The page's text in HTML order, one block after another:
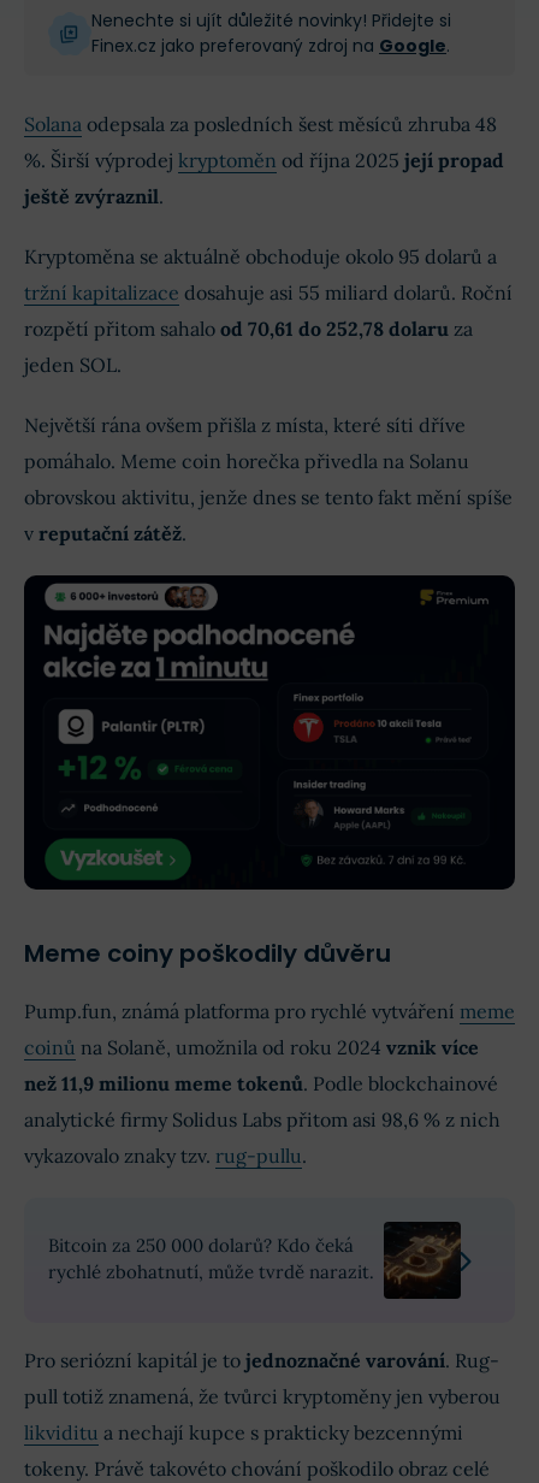
Nenechte si ujít důležité novinky! Přidejte si
Finex.cz jako preferovaný zdroj na Google.
Solana odepsala za posledních šest měsíců zhruba 48
%. Širší výprodej kryptoměn od října 2025 její propad
ještě zvýraznil.
Kryptoměna se aktuálně obchoduje okolo 95 dolarů a
tržní kapitalizace dosahuje asi 55 miliard dolarů. Roční
rozpětí přitom sahalo od 70,61 do 252,78 dolaru za
jeden SOL.
Největší rána ovšem přišla z místa, které síti dříve
pomáhalo. Meme coin horečka přivedla na Solanu
obrovskou aktivitu, jenže dnes se tento fakt mění spíše
v reputační zátěž.
Meme coiny poškodily důvěru
Pump.fun, známá platforma pro rychlé vytváření meme
coinů na Solaně, umožnila od roku 2024 vznik více
než 11,9 milionu meme tokenů. Podle blockchainové
analytické firmy Solidus Labs přitom asi 98,6 % z nich
vykazovalo znaky tzv. rug-pullu.
Bitcoin za 250 000 dolarů? Kdo čeká
rychlé zbohatnutí, může tvrdě narazit.
Pro seriózní kapitál je to jednoznačné varování. Rug-
pull totiž znamená, že tvůrci kryptoměny jen vyberou
likviditu a nechají kupce s prakticky bezcennými
tokeny. Právě takovéto chování poškodilo obraz celé